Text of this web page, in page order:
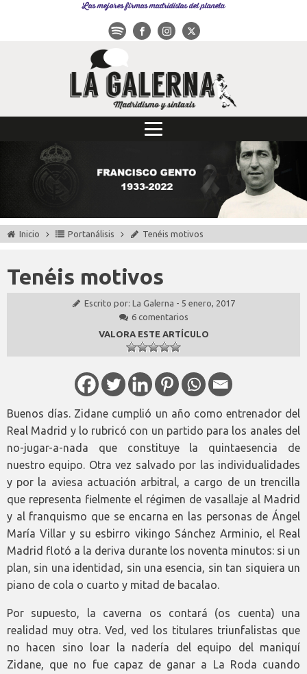
Las mejores firmas madridistas del planeta
Inicio Portanálisis Tenéis motivos
Tenéis motivos
Escrito por: La Galerna - 5 enero, 2017
6 comentarios
VALORA ESTE ARTÍCULO
Buenos días. Zidane cumplió un año como entrenador del
Real Madrid y lo rubricó con un partido para los anales del
no-jugar-a-nada que constituye la quintaesencia de
nuestro equipo. Otra vez salvado por las individualidades
y por la aviesa actuación arbitral, a cargo de un trencilla
que representa fielmente el régimen de vasallaje al Madrid
y al franquismo que se encarna en las personas de Ángel
María Villar y su esbirro vikingo Sánchez Arminio, el Real
Madrid flotó a la deriva durante los noventa minutos: si un
plan, sin una identidad, sin una esencia, sin tan siquiera un
piano de cola o cuarto y mitad de bacalao.
Por supuesto, la caverna os contará (os cuenta) una
realidad muy otra. Ved, ved los titulares triunfalistas que
no hacen sino loar la nadería del equipo del maniquí
Zidane, que no fue capaz de ganar a La Roda cuando